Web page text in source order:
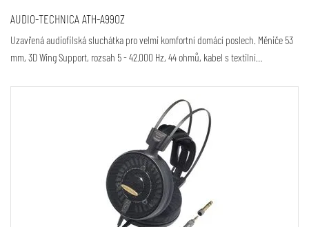
AUDIO-TECHNICA ATH-A990Z
Uzavřená audiofilská sluchátka pro velmi komfortní domácí poslech. Měniče 53
mm, 3D Wing Support, rozsah 5 - 42.000 Hz, 44 ohmů, kabel s textilní…